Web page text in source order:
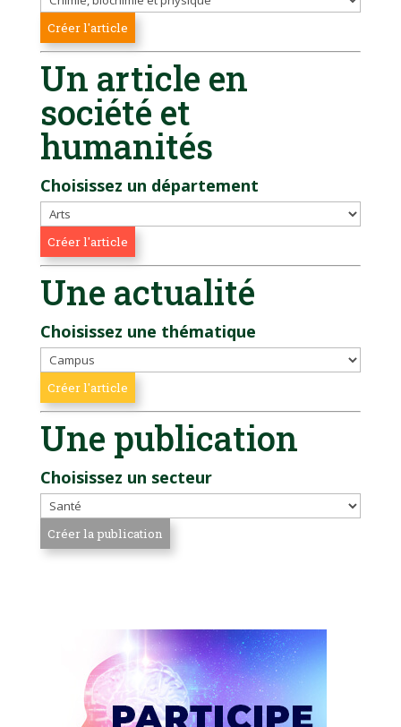
Un article en
société et
humanités
Choisissez un département
Une actualité
Choisissez une thématique
Une publication
Choisissez un secteur